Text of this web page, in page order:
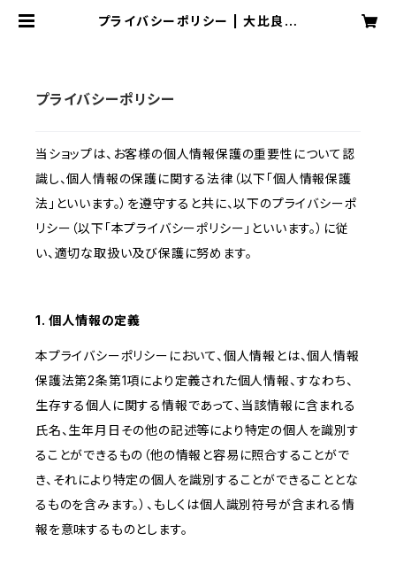
プライバシーポリシー | 大比良瑞
プライバシーポリシー
当ショップは、お客様の個人情報保護の重要性について認
識し、個人情報の保護に関する法律（以下「個人情報保護
法」といいます。）を遵守すると共に、以下のプライバシーポ
リシー（以下「本プライバシーポリシー」といいます。）に従
い、適切な取扱い及び保護に努めます。
1. 個人情報の定義
本プライバシーポリシーにおいて、個人情報とは、個人情報
保護法第2条第1項により定義された個人情報、すなわち、
生存する個人に関する情報であって、当該情報に含まれる
氏名、生年月日その他の記述等により特定の個人を識別す
ることができるもの（他の情報と容易に照合することがで
き、それにより特定の個人を識別することができることとな
るものを含みます。）、もしくは個人識別符号が含まれる情
報を意味するものとします。